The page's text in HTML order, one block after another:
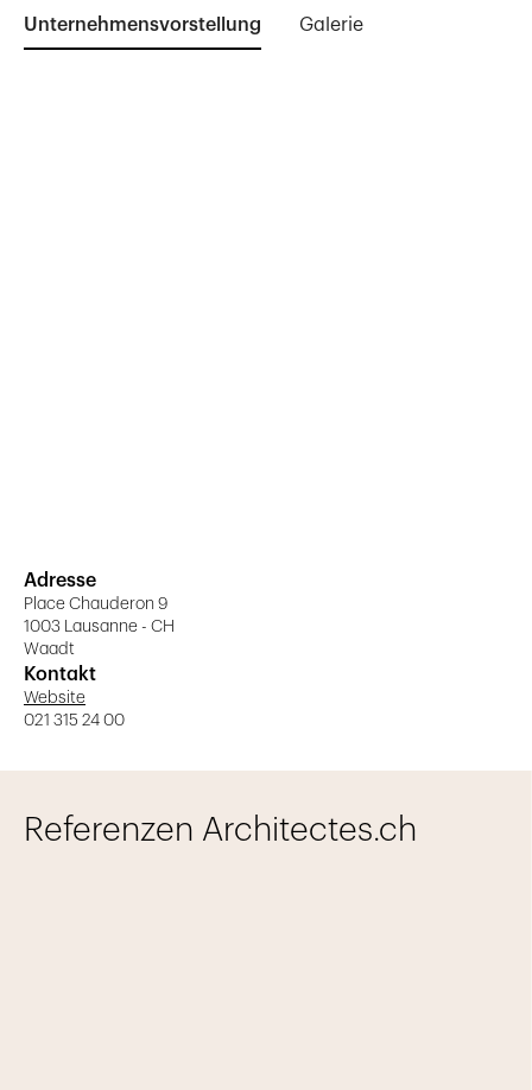
Unternehmensvorstellung Galerie
Adresse
Place Chauderon 9
1003 Lausanne - CH
Waadt
Kontakt
Website
021 315 24 00
Referenzen Architectes.ch